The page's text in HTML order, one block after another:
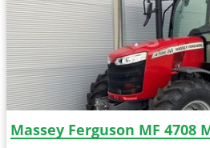
Massey Ferguson MF 4708